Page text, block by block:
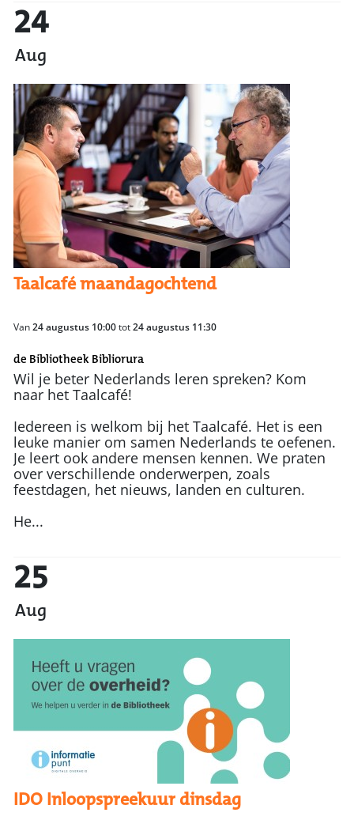
24
Aug
Taalcafé maandagochtend
Van24 augustus 10:00tot24 augustus 11:30
de Bibliotheek Bibliorura
Wil je beter Nederlands leren spreken? Kom
naar het Taalcafé!
Iedereen is welkom bij het Taalcafé. Het is een
leuke manier om samen Nederlands te oefenen.
Je leert ook andere mensen kennen. We praten
over verschillende onderwerpen, zoals
feestdagen, het nieuws, landen en culturen.
He...
25
Aug
IDO Inloopspreekuur dinsdag